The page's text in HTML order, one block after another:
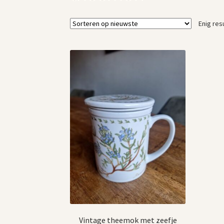
Enig
Vintage theemok met zeefje